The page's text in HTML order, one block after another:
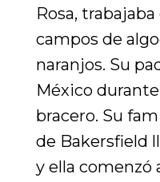
Rosa,
campos de
naranjos. Su
México
bracero. Su
de Bakersfield
y ella comenzó